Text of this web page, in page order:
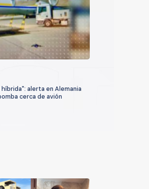
híbrida": alerta en Alemania
cerca de avión